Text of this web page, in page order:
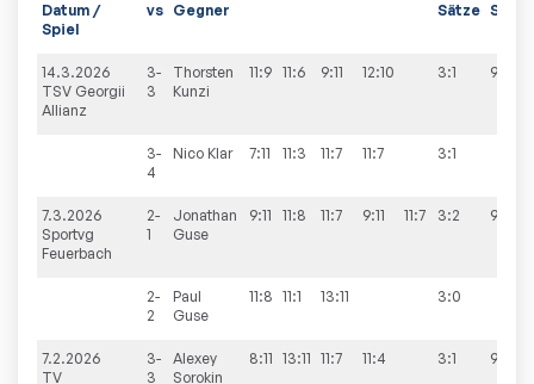
Datum /
Spiel
vs Gegner Sätze
14.3.2026
TSV Georgii
Allianz
3-
3
Thorsten
Kunzi
11:9 11:6 9:11 12:10 3:1 9:5
3-
4
Nico Klar 7:11 11:3 11:7 11:7 3:1
7.3.2026
Sportvg
Feuerbach
2-
1
Jonathan
Guse
9:11 11:8 11:7 9:11 11:7 3:2 9:3
2-
2
Paul
Guse
11:8 11:1 13:11 3:0
7.2.2026
TV
3-
3
Alexey
Sorokin
8:11 13:11 11:7 11:4 3:1 9:5